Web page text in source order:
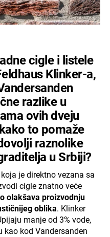
cigle i listele
Klinker-a,
razlike u
ovih dveju
to pomaže
raznolike
u Srbiji?
je direktno vezana sa
cigle znatno veće
olakšava proizvodnju
oblika. Klinker
manje od 3% vode,
kao kod Vandersanden